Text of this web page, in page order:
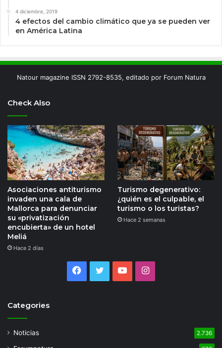
4 diciembre, 2019
4 efectos del cambio climático que ya se pueden ver
en América Latina
Natour magazine ISSN 2792-8535, editado por Forum Natura
Check Also
Asociaciones antiturismo
invaden una cala de
Mallorca para denunciar
su «privatización
encubierta» de un hotel
Meliá
Hace 2 días
Turismo degenerativo:
¿quién es el culpable, el
turismo o los turistas?
Hace 2 semanas
Facebook
TwitterYouTubeInstagram
Categories
Noticias 2.736